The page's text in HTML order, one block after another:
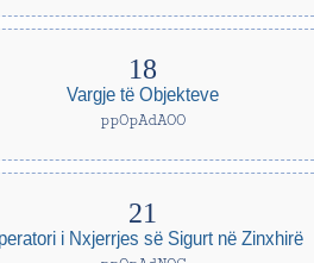
Vargje të Objekteve
ppOpAdAOO
i Nxjerrjes së Sigurt në Zinxhirë